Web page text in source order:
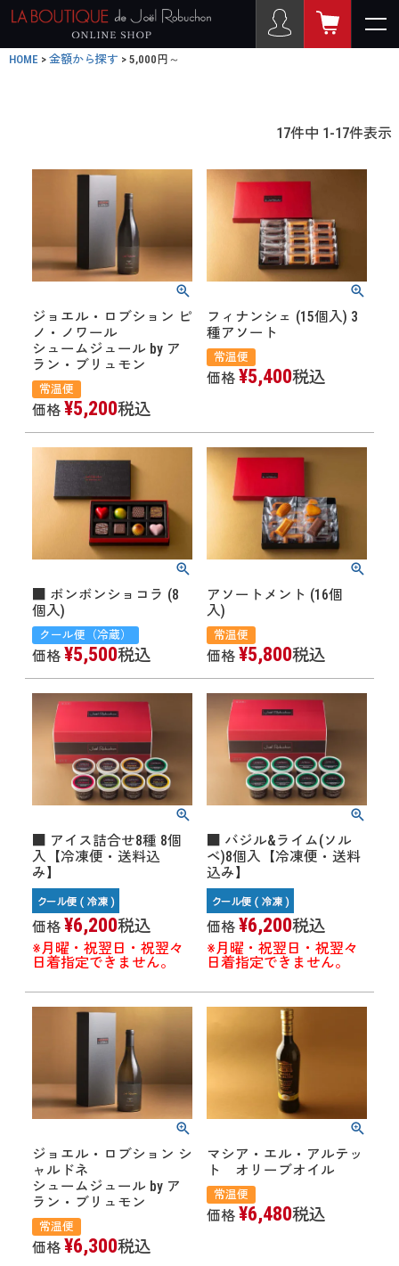
HOME 金額から探す 5,000円～
17件中 1-17件表示
ジョエル・ロブション ピ
ノ・ノワール
シュームジュール by ア
ラン・ブリュモン
常温便
価格 ¥5,200税込
フィナンシェ (15個入) 3
種アソート
常温便
価格 ¥5,400税込
■ ボンボンショコラ (8
個入)
クール便（冷蔵）
価格 ¥5,500税込
アソートメント (16個
入)
常温便
価格 ¥5,800税込
■ アイス詰合せ8種 8個
入【冷凍便・送料込
み】
価格 ¥6,200税込
※月曜・祝翌日・祝翌々
日着指定できません。
■ バジル&ライム(ソル
ベ)8個入【冷凍便・送料
込み】
価格 ¥6,200税込
※月曜・祝翌日・祝翌々
日着指定できません。
ジョエル・ロブション シ
ャルドネ
シュームジュール by ア
ラン・ブリュモン
常温便
価格 ¥6,300税込
マシア・エル・アルテッ
ト オリーブオイル
常温便
価格 ¥6,480税込